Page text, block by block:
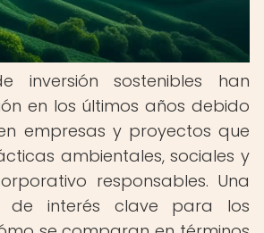
inversión sostenibles han
en los últimos años debido
empresas y proyectos que
ambientales, sociales y
responsables. Una
interés clave para los